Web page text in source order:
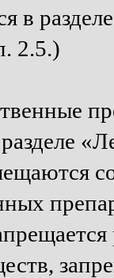
в
2.5.)